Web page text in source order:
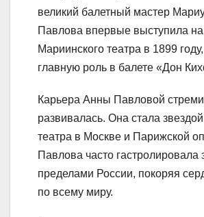
великий балетный мастер
Павлова впервые выступила
Мариинского театра в 1899
главную роль в балете «Дон
Карьера Анны Павловой
развивалась. Она стала
театра в Москве и Парижской
Павлова часто гастролировала
пределами России, покоряя
по всему миру.